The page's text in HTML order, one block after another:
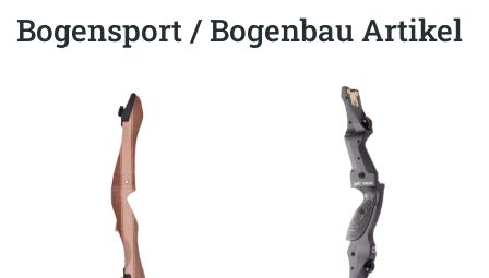
Bogensport / Bogenbau Artikel